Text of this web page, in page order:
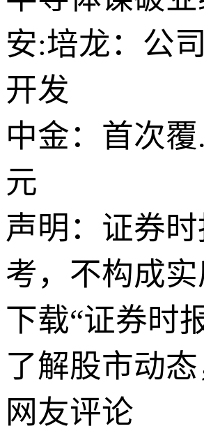
安:培龙：公
开发
中金：首次
元
声明：证券
考，不构成
下载“证券时
了解股市动
网友评论